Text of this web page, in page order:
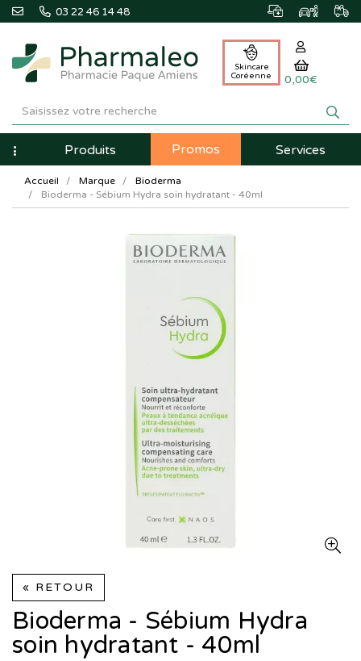
03 22 46 14 48
Pharmaleo
Pharmacie
Paque
Amiens
Skincare
Coréenne
0,00€
NavigationProduits Promos Services
Accueil Marque
Bioderma
Bioderma - Sébium Hydra soin hydratant - 40ml
« RETOUR
Bioderma - Sébium Hydra
soin hydratant - 40ml